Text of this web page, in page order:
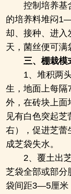
控制培养
的培养料堆闷
却、接种、进
天，菌丝便可满
三、 棚栽模
1、堆积两
生，地面上每隔
外，在砖块上面
见有白色突起
右），促进芝蕾
成芝袋失水。
2、覆土出
芝袋全部或部分
袋间距3―5厘米